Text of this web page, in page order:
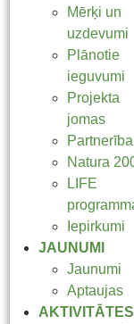
Mērķi un
uzdevumi
Plānotie
ieguvumi
Projekta
jomas
Partnerība
Natura
LIFE
Iepirkumi
JAUNUMI
Jaunumi
Aptaujas
AKTIVITĀTES